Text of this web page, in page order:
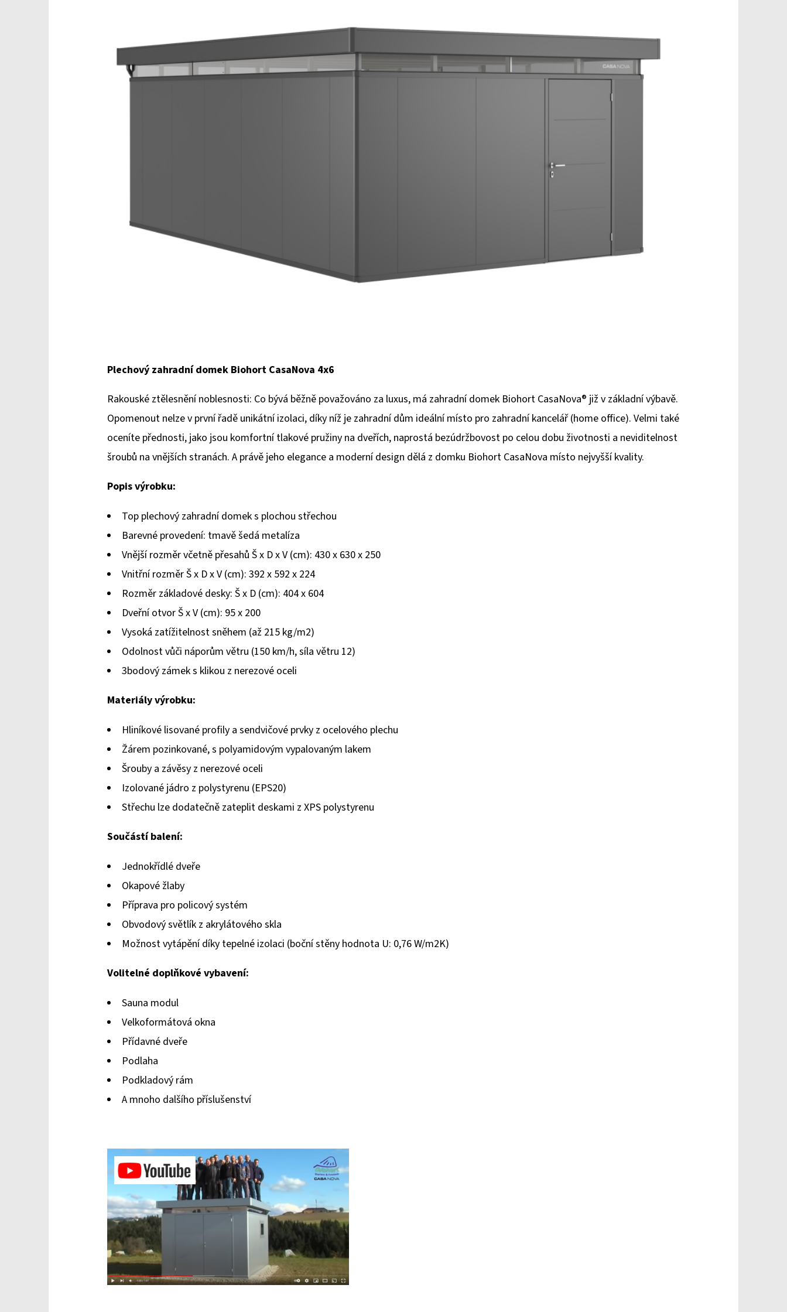
Plechový zahradní domek Biohort CasaNova 4x6
Rakouské ztělesnění noblesnosti: Co bývá běžně považováno za luxus, má zahradní domek Biohort CasaNova® již v základní výbavě.
Opomenout nelze v první řadě unikátní izolaci, díky níž je zahradní dům ideální místo pro zahradní kancelář (home office). Velmi také
oceníte přednosti, jako jsou komfortní tlakové pružiny na dveřích, naprostá bezúdržbovost po celou dobu životnosti a neviditelnost
šroubů na vnějších stranách. A právě jeho elegance a moderní design dělá z domku Biohort CasaNova místo nejvyšší kvality.
Popis výrobku:
Top plechový zahradní domek s plochou střechou
Barevné provedení: tmavě šedá metalíza
Vnější rozměr včetně přesahů Š x D x V (cm): 430 x 630 x 250
Vnitřní rozměr Š x D x V (cm): 392 x 592 x 224
Rozměr základové desky: Š x D (cm): 404 x 604
Dveřní otvor Š x V (cm): 95 x 200
Vysoká zatížitelnost sněhem (až 215 kg/m2)
Odolnost vůči náporům větru (150 km/h, síla větru 12)
3bodový zámek s klikou z nerezové oceli
Materiály výrobku:
Hliníkové lisované profily a sendvičové prvky z ocelového plechu
Žárem pozinkované, s polyamidovým vypalovaným lakem
Šrouby a závěsy z nerezové oceli
Izolované jádro z polystyrenu (EPS20)
Střechu lze dodatečně zateplit deskami z XPS polystyrenu
Součástí balení:
Jednokřídlé dveře
Okapové žlaby
Příprava pro policový systém
Obvodový světlík z akrylátového skla
Možnost vytápění díky tepelné izolaci (boční stěny hodnota U: 0,76 W/m2K)
Volitelné doplňkové vybavení:
Sauna modul
Velkoformátová okna
Přídavné dveře
Podlaha
Podkladový rám
A mnoho dalšího příslušenství